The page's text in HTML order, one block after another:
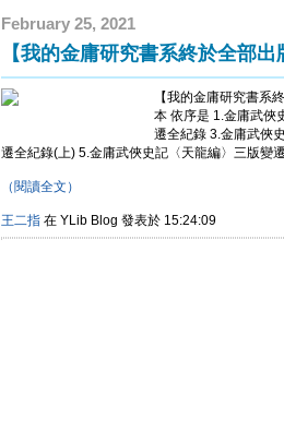
February 25, 2021
【我的金庸研究書系終於全部出
【我的金庸研究書系
本 依序是 1.金庸武俠
遷全紀錄 3.金庸武俠
遷全紀錄‭(‬上‭)‬ 5.金庸武俠史記〈天龍編〉三版變
（閱讀全文）
王二指 在 YLib Blog 發表於 15:24:09